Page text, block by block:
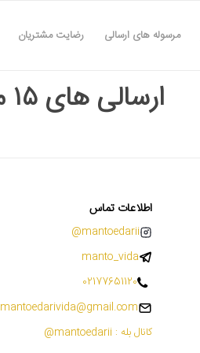
مرسوله های ارسالی رضایت مشتریان
ارسالی های ۱۵ مرداد
اطلاعات تماس
mantoedarii@
manto_vida
02177651120
mantoedarivida@gmail.com
کانال بله : mantoedarii@